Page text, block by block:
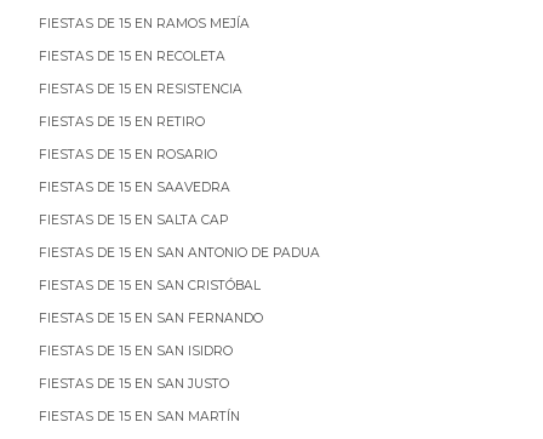
FIESTAS DE 15 EN RAMOS MEJÍA
FIESTAS DE 15 EN RECOLETA
FIESTAS DE 15 EN RESISTENCIA
FIESTAS DE 15 EN RETIRO
FIESTAS DE 15 EN ROSARIO
FIESTAS DE 15 EN SAAVEDRA
FIESTAS DE 15 EN SALTA CAP
FIESTAS DE 15 EN SAN ANTONIO DE PADUA
FIESTAS DE 15 EN SAN CRISTÓBAL
FIESTAS DE 15 EN SAN FERNANDO
FIESTAS DE 15 EN SAN ISIDRO
FIESTAS DE 15 EN SAN JUSTO
FIESTAS DE 15 EN SAN MARTÍN